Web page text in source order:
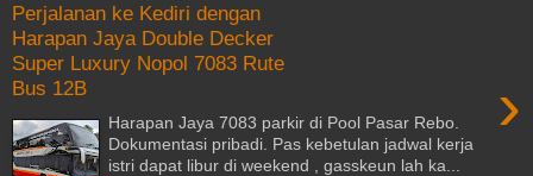
Perjalanan ke Kediri dengan
Harapan Jaya Double Decker
Super Luxury Nopol 7083 Rute
Bus 12B
›
Harapan Jaya 7083 parkir di Pool Pasar Rebo.
Dokumentasi pribadi. Pas kebetulan jadwal kerja
istri dapat libur di weekend , gasskeun lah ka...